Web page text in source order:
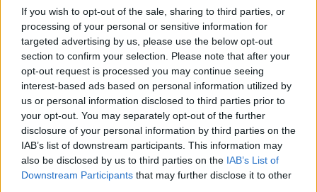
If you wish to opt-out of the sale, sharing to third parties, or
processing of your personal or sensitive information for
targeted advertising by us, please use the below opt-out
section to confirm your selection. Please note that after your
opt-out request is processed you may continue seeing
interest-based ads based on personal information utilized by
us or personal information disclosed to third parties prior to
your opt-out. You may separately opt-out of the further
disclosure of your personal information by third parties on the
IAB’s list of downstream participants. This information may
also be disclosed by us to third parties on the IAB’s List of
Downstream Participants that may further disclose it to other
bramek, kartki, składy, statystyki i informacje o przebiegu
spotkania. To kompletne źródło danych dla kibiców i pasjonatów
lokalnej piłki nożnej. Jeżeli aktualnie nie widzisz tutaj danych z pewnością
pracujemy nad tym żeby je uzupełnić.
Wynik meczu Piast Gliwice vs Raków Częstochowa
Po zakończeniu spotkania automatycznie publikujemyoficjalny wynik
spotkania, a także dane meczowe, jeśli są dostępne.
Pełny harmonogram rozgrywek dostępny jest tutaj:Ekstraklasa -
terminarz.
Informacje o składach i strzelcach
W miarę dostępności danych, publikujemyskłady wyjściowe,